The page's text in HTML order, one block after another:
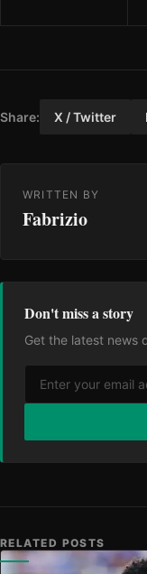
Share: X / Twitter
WRITTEN BY
Fabrizio
Don't miss a story
Get the latest news
RELATED POSTS